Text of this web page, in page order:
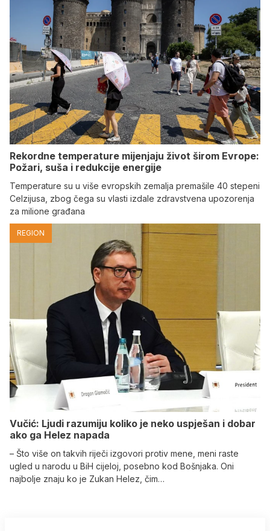
Rekordne temperature mijenjaju život širom Evrope:
Požari, suša i redukcije energije
Temperature su u više evropskih zemalja premašile 40 stepeni
Celzijusa, zbog čega su vlasti izdale zdravstvena upozorenja
za milione građana
REGION
Vučić: Ljudi razumiju koliko je neko uspješan i dobar
ako ga Helez napada
– Što više on takvih riječi izgovori protiv mene, meni raste
ugled u narodu u BiH cijeloj, posebno kod Bošnjaka. Oni
najbolje znaju ko je Zukan Helez, čim…